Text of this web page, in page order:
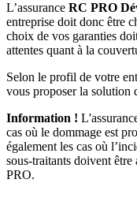
L’assurance RC PRO
entreprise doit donc être
choix de vos garanties
attentes quant à la
Selon le profil de votre
vous proposer la solution
Information !
cas où le dommage est
également les cas où
sous-traitants doivent être
PRO.